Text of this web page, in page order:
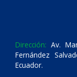
Dirección: Av.
Fernández
Ecuador.